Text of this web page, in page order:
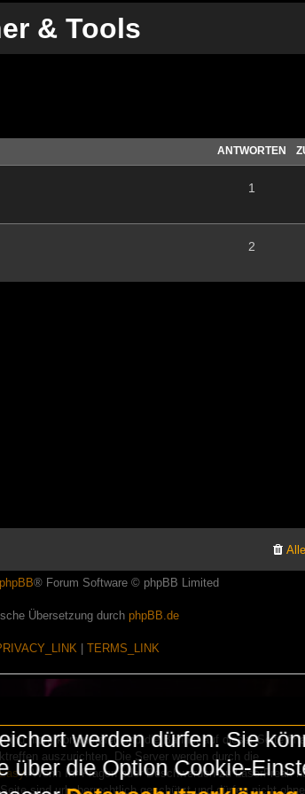
& Tools
ANTWORTEN
1
2
phpBB® Forum Software © phpBB Limited
Übersetzung durch phpBB.de
TERMS_LINK
nicht kommerziell und die Banner auf dieser Seite
auszurichten. Die Server werden durch die
. Wenn Ihr Fragen oder Beschwerden zu LaserFreak
sind urheberrechtlich geschützt und dürfen nicht
werden dürfen. Sie
über die Option Cookie-